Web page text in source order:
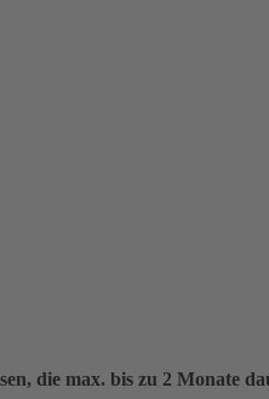
die max. bis zu 2 Monate